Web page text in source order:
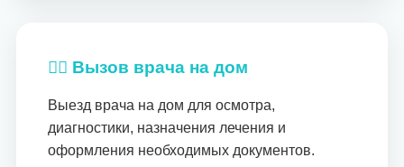
👨‍⚕️ Вызов врача на дом
Выезд врача на дом для осмотра,
диагностики, назначения лечения и
оформления необходимых документов.